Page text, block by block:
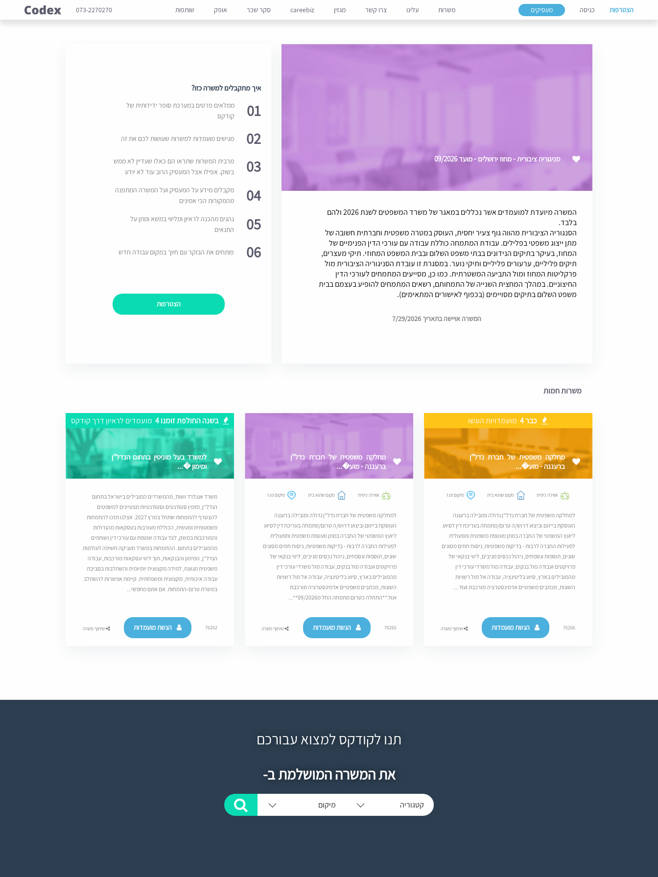
הצטרפות כניסה מעסיקים משרות עלינו צרו קשר מגזין careebiz סקר שכר אופק שותפות 073-2270270
סניגוריה ציבורית - מחוז ירושלים - מועד 09/2026
המשרה מיועדת למועמדים אשר נכללים במאגר של משרד המשפטים לשנת 2026 ולהם
בלבד.
הסנגוריה הציבורית מהווה גוף צעיר יחסית, העוסק במטרה משפטית וחברתית חשובה של
מתן ייצוג משפטי בפלילים. עבודת המתמחה כוללת עבודה עם עורכי הדין הפנימיים של
המחוז, בעיקר בתיקים הנידונים בבתי משפט השלום ובבית המשפט המחוזי. תיקי מעצרים,
תיקים פליליים, ערעורים פליליים ותיקי נוער. במסגרת זו עובדת הסניגוריה הציבורית מול
פרקליטות המחוז ומול התביעה המשטרתית. כמו כן, מסייעים המתמחים לעורכי הדין
החיצוניים. במהלך המחצית השנייה של התמחותם, רשאים המתמחים להופיע בעצמם בבית
משפט השלום בתיקים מסויימים (בכפוף לאישורים המתאימים).
המשרה אויישה בתאריך 7/29/2026
איך מתקבלים למשרה כזו?
01
ממלאים פרטים במערכת סופר ידידותית של
קודקס
02 מגישים מועמדות למשרות שעושות לכם את זה
03
מרבית המשרות שתראו הם כאלו שעדיין לא ממש
בשוק. אפילו אצל המעסיק הרוב עוד לא יודע
04
מקבלים מידע על המעסיק ועל המשרה המתפנה
מהמקורות הכי אמינים
05
נהנים מהכנה לראיון ומליווי במשא ומתן על
התנאים
06 פותחים את הבוקר עם חיוך במקום עבודה חדש
הצטרפות
משרות חמות
כבר 4 מועמדויות הוגשו
מחלקה משפטית של חברת נדל"ן
ברעננה - מוע�...
אווירה כיפית מקום שהוא בית מיקום פגז
למחלקה משפטית של חברת נדל"ן גדולה ומובילה ברעננה
העוסקת בייזום וביצוע דרוש/ה טרום/מתמחה בעריכת דין לסיוע
ליועץ המשפטי של החברה במתן מעטפת משפטית ותפעולית
לפעילות החברה לרבות - בדיקות משפטיות, ניסוח חוזים מסוגים
שונים, תוספות ונספחים, ניהול נכסים מניבים, ליווי בנקאי של
פרויקטים ועבודה מול בנקים, עבודה מול משרדי עורכי דין
מהמובילים בארץ, סיוע בליטיגציה, עבודה אל מול רשויות
השונות, מכתבים משפטיים אדמינסטרציה מורכבת ועוד....
76266 הגשת מועמדות שיתוף משרה
מחלקה משפטית של חברת נדל"ן
ברעננה - מוע�...
אווירה כיפית מקום שהוא בית מיקום פגז
למחלקה משפטית של חברת נדל"ן גדולה ומובילה ברעננה
העוסקת בייזום וביצוע דרוש/ה טרום/מתמחה בעריכת דין לסיוע
ליועץ המשפטי של החברה במתן מעטפת משפטית ותפעולית
לפעילות החברה לרבות - בדיקות משפטיות, ניסוח חוזים מסוגים
שונים, תוספות ונספחים, ניהול נכסים מניבים, ליווי בנקאי של
פרויקטים ועבודה מול בנקים, עבודה מול משרדי עורכי דין
מהמובילים בארץ, סיוע בליטיגציה, עבודה אל מול רשויות
השונות, מכתבים משפטיים אדמינסטרציה מורכבת
ועוד.**התחלה כטרום מתמחה החל מ09/2026**...
76265 הגשת מועמדות שיתוף משרה
בשנה החולפת זומנו 4 מועמדים לראיון דרך קודקס
למשרד בעל מוניטין בתחום הנדל"ן
ומימון �...
משרד אנגלרד ושות’, מהמשרדים המובילים בישראל בתחום
הנדל”ן, מזמין סטודנטים וסטודנטיות מצטיינים למשפטים
להצטרף להתמחות שתחל במרץ 2027. אצלנו תזכו להתמחות
משמעותית ומעשית, הכוללת מעורבות בעסקאות מהגדולות
והמורכבות במשק, לצד עבודה שוטפת עם עורכי דין ושותפים
מהמובילים בתחום. ההתמחות במשרד מעניקה חשיפה לעולמות
הנדל”ן, המימון והבנקאות, תוך ליווי עסקאות מורכבות, עבודה
משפטית מגוונת, למידה מקצועית יומיומית והשתלבות בסביבת
עבודה איכותית, מקצועית ומשפחתית. קיימת אפשרות להשתלב
במשרת טרום-התמחות. אם אתם מחפשי...
76262 הגשת מועמדות שיתוף משרה
תנו לקודקס למצוא עבורכם
את המשרה המושלמת ב-
קטגוריה מיקום